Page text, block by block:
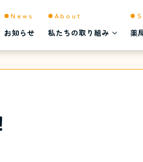
News
お知らせ
About
私たちの取り組み 薬